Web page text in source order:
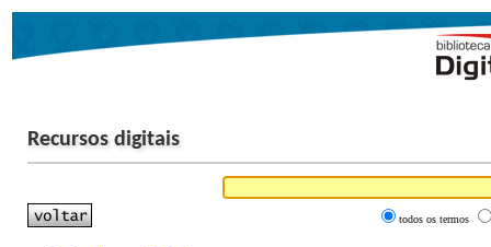
Recursos digitais
todos os termos